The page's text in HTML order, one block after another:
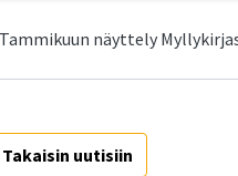
Tammikuun näyttely
Takaisin uutisiin